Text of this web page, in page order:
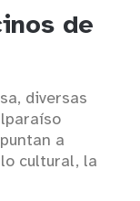
de
diversas
a
cultural, la